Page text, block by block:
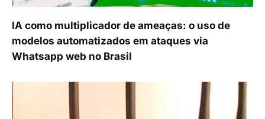
IA como multiplicador de ameaças: o uso de
modelos automatizados em ataques via
Whatsapp web no Brasil